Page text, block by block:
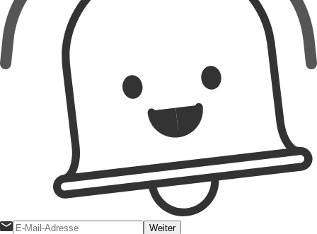
Weiter